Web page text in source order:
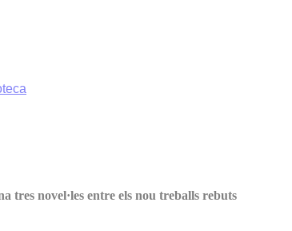
tres novel·les entre els nou treballs rebuts